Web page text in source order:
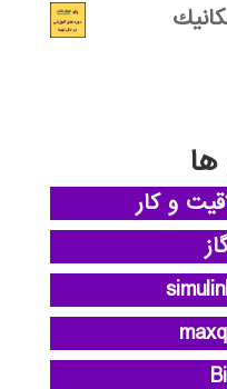
و کار